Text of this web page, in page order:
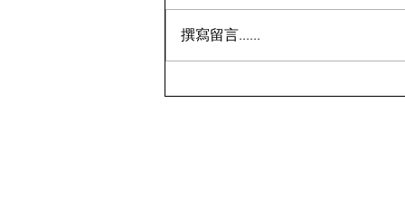
撰寫留言......